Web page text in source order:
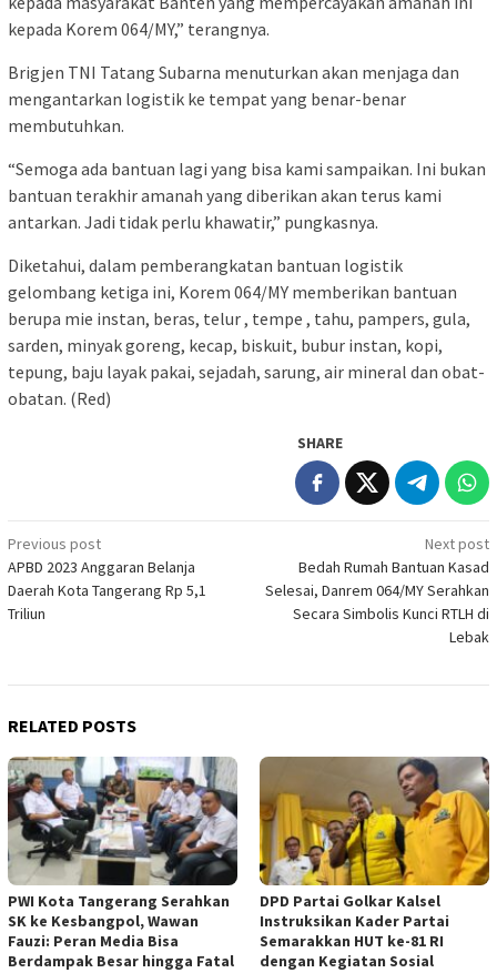
kepada Korem 064/MY,” terangnya.
Brigjen TNI Tatang Subarna menuturkan akan menjaga dan
mengantarkan logistik ke tempat yang benar-benar
membutuhkan.
“Semoga ada bantuan lagi yang bisa kami sampaikan. Ini bukan
bantuan terakhir amanah yang diberikan akan terus kami
antarkan. Jadi tidak perlu khawatir,” pungkasnya.
Diketahui, dalam pemberangkatan bantuan logistik
gelombang ketiga ini, Korem 064/MY memberikan bantuan
berupa mie instan, beras, telur , tempe , tahu, pampers, gula,
sarden, minyak goreng, kecap, biskuit, bubur instan, kopi,
tepung, baju layak pakai, sejadah, sarung, air mineral dan obat-
obatan. (Red)
SHARE
Post
navigation
Previous post
APBD 2023 Anggaran Belanja
Daerah Kota Tangerang Rp 5,1
Triliun
Next post
Bedah Rumah Bantuan Kasad
Selesai, Danrem 064/MY Serahkan
Secara Simbolis Kunci RTLH di
Lebak
RELATED POSTS
PWI Kota Tangerang Serahkan
SK ke Kesbangpol, Wawan
Fauzi: Peran Media Bisa
Berdampak Besar hingga Fatal
DPD Partai Golkar Kalsel
Instruksikan Kader Partai
Semarakkan HUT ke-81 RI
dengan Kegiatan Sosial